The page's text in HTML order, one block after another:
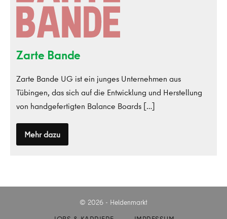
Zarte Bande
Zarte Bande UG ist ein junges Unternehmen aus
Tübingen, das sich auf die Entwicklung und Herstellung
von handgefertigten Balance Boards […]
Mehr dazu
Zarte
Bande
© 2026 - Heldenmarkt